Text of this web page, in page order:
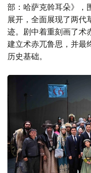
部：哈萨克斡耳朵》，
展开，全面展现了两代
迹。剧中着重刻画了术
建立术赤兀鲁思，并最
历史基础。